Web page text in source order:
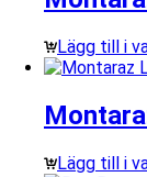
Lägg till i
Lägg till i